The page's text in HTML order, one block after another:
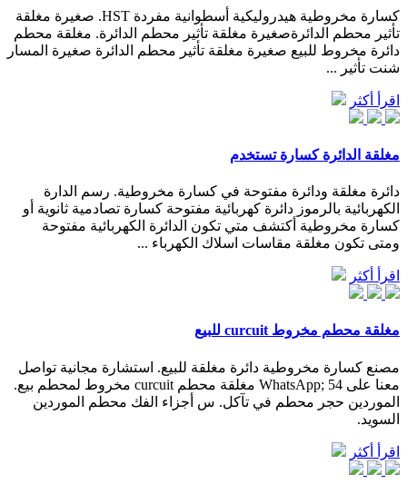
كسارة مخروطية هيدروليكية أسطوانية مفردة HST. صغيرة مغلقة
تأثير محطم الدائرةصغيرة مغلقة تأثير محطم الدائرة. مغلقة محطم
دائرة مخروط للبيع صغيرة مغلقة تأثير محطم الدائرة صغيرة المسار
شنت تأثير ...
اقرأ أكثر
مغلقة الدائرة كسارة تستخدم
دائرة مغلقة ودائرة مفتوحة في كسارة مخروطية. رسم الدارة
الكهربائية بالرموز دائرة كهربائية مفتوحة كسارة تصادمية ثانوية أو
كسارة مخروطية أكتشف متي تكون الدائرة الكهربائية مفتوحة
ومتى تكون مغلقة مقاسات اسلاك الكهرباء ...
اقرأ أكثر
مغلقة محطم مخروط curcuit للبيع
مصنع كسارة مخروطية دائرة مغلقة للبيع. استشارة مجانية تواصل
معنا على WhatsApp; 54 مغلقة محطم curcuit مخروط لمحطم بيع.
الموردين حجر محطم في تآكل. س أجزاء الفك محطم الموردين
السويد.
اقرأ أكثر